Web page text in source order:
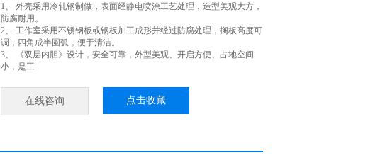
1、 外壳采用冷轧钢制做，表面经静电喷涂工艺处理，造型美观大方，
防腐耐用。
2、 工作室采用不锈钢板或钢板加工成形并经过防腐处理，搁板高度可
调，四角成半圆弧，便于清洁。
3、 《双层内胆》设计，安全可靠，外型美观、开启方便、占地空间
小，是工
在线咨询 点击收藏